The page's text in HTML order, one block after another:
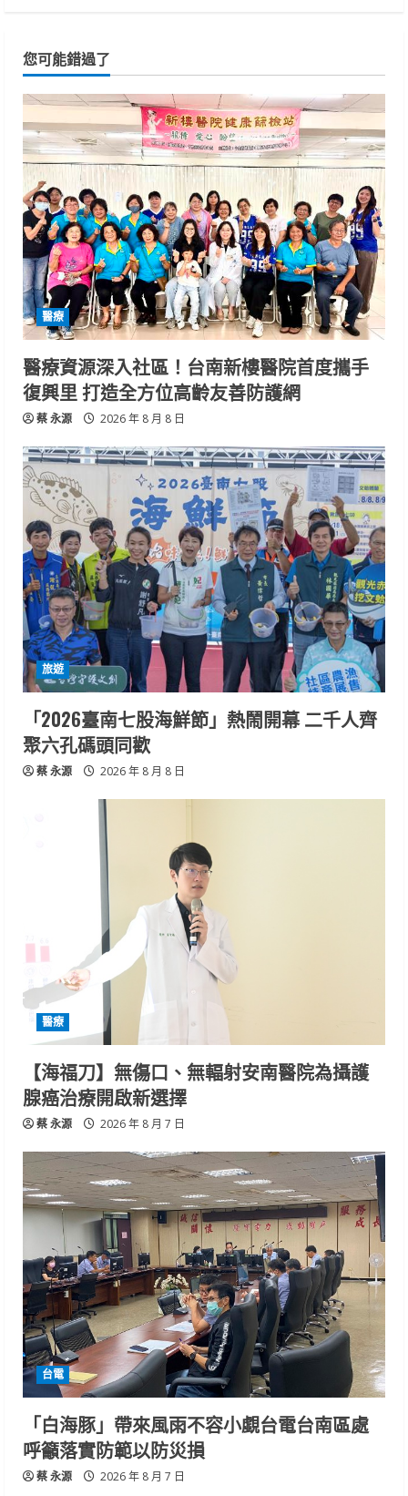
您可能錯過了
醫療
醫療資源深入社區！台南新樓醫院首度攜手
復興里 打造全方位高齡友善防護網
蔡 永源 2026 年 8 月 8 日
旅遊
「2026臺南七股海鮮節」熱鬧開幕 二千人齊
聚六孔碼頭同歡
蔡 永源 2026 年 8 月 8 日
醫療
【海福刀】無傷口、無輻射安南醫院為攝護
腺癌治療開啟新選擇
蔡 永源 2026 年 8 月 7 日
台電
「白海豚」帶來風雨不容小覷台電台南區處
呼籲落實防範以防災損
蔡 永源 2026 年 8 月 7 日